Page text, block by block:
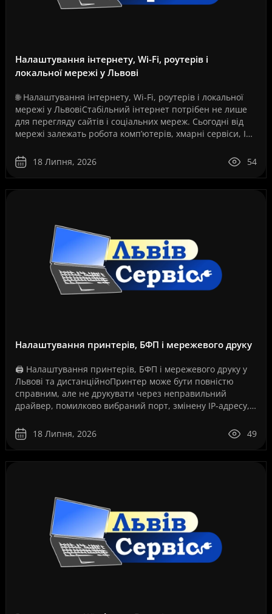
Налаштування інтернету, Wi-Fi, роутерів і
локальної мережі у Львові
🌐 Налаштування інтернету, Wi-Fi, роутерів і локальної
мережі у ЛьвовіСтабільний інтернет потрібен не лише
для перегляду сайтів і соціальних мереж. Сьогодні від
мережі залежать робота комп’ютерів, хмарні сервіси, IP-
18 Липня, 2026
54
Налаштування принтерів, БФП і мережевого друку
🖨️ Налаштування принтерів, БФП і мережевого друку у
Львові та дистанційноПринтер може бути повністю
справним, але не друкувати через неправильний
драйвер, помилково вибраний порт, змінену IP-адресу,
18 Липня, 2026
49